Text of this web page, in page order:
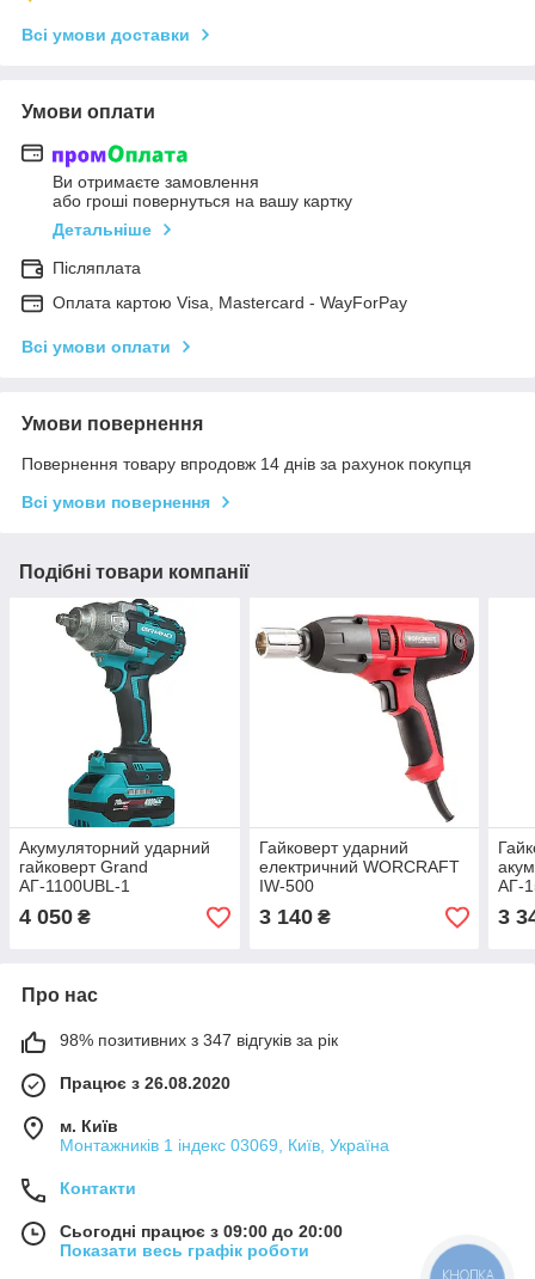
Всі умови доставки
Умови оплати
Ви отримаєте замовлення
або гроші повернуться на вашу картку
Детальніше
Післяплата
Оплата картою Visa, Mastercard - WayForPay
Всі умови оплати
Умови повернення
Повернення товару впродовж 14 днів за рахунок покупця
Всі умови повернення
Подібні товари компанії
Акумуляторний ударний
гайковерт Grand
АГ-1100UBL-1
BRUSHLESS (1x4Аг + ЗП)
4 050 ₴
Гайковерт ударний
електричний WORCRAFT
IW-500
3 140₴
АГ-
ЗУ,
3
Про нас
98% позитивних з 347 відгуків за рік
Працює з 26.08.2020
м. Київ
Монтажників 1 індекс 03069, Київ, Україна
Контакти
Сьогодні працює з 09:00 до 20:00
Показати весь графік роботи
КНОПКА